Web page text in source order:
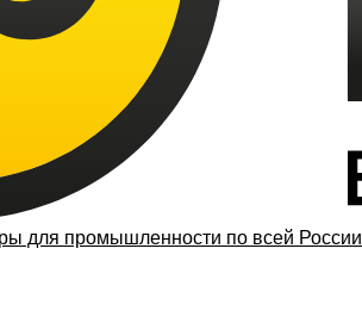
для промышленности по всей России